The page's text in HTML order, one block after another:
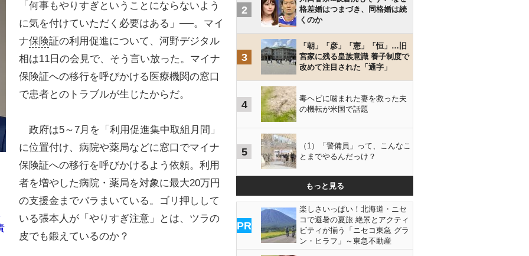
「何事もやりすぎということにならないよう
に気を付けていただく必要はある」──。マイ
ナ保険証の利用促進について、河野デジタル
相は11日の会見で、そう言い放った。マイナ
保険証への移行を呼びかける医療機関の窓口
で患者とのトラブルが生じたからだ。
政府は5～7月を「利用促進集中取組月間」
に位置付け、病院や薬局などに窓口でマイナ
保険証への移行を呼びかけるよう依頼。利用
者を増やした病院・薬局を対象に最大20万円
の支援金までバラまいている。ゴリ押しして
いる張本人が「やりすぎ注意」とは、ツラの
皮でも鍛えているのか？
2
格差婚はつまづき、同格婚は続
くのか
3
「朝」「彦」「憲」「恒」…旧
宮家に残る皇族意識 養子制度で
改めて注目された「通字」
4
毒ヘビに噛まれた妻を救った夫
の機転が米国で話題
5
（1）「警備員」って、こんなこ
とまでやるんだっけ？
もっと見る
PR
楽しさいっぱい！北海道・ニセ
コで避暑の夏旅 絶景とアクティ
ビティが揃う「ニセコ東急 グラ
ン・ヒラフ」～東急不動産